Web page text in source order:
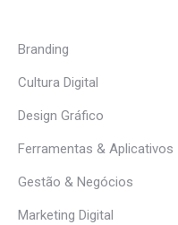
Branding
Cultura Digital
Design Gráfico
Ferramentas & Aplicativos
Gestão & Negócios
Marketing Digital